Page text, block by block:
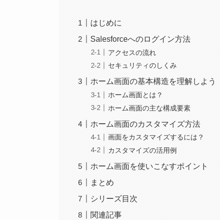
はじめに
Salesforceへのログイン方法
アクセスの流れ
セキュリティのしくみ
ホーム画面の基本構造を理解しよう
ホーム画面とは？
ホーム画面の主な構成要素
ホーム画面のカスタマイズ方法
画面をカスタマイズするには？
カスタマイズの活用例
ホーム画面を使いこなすポイント
まとめ
シリーズ目次
関連記事